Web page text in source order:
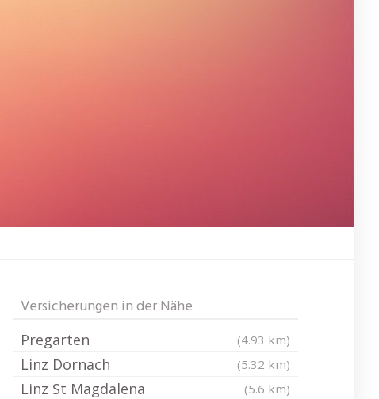
Versicherungen in der Nähe
Pregarten (4.93 km)
Linz Dornach (5.32 km)
Linz St Magdalena (5.6 km)